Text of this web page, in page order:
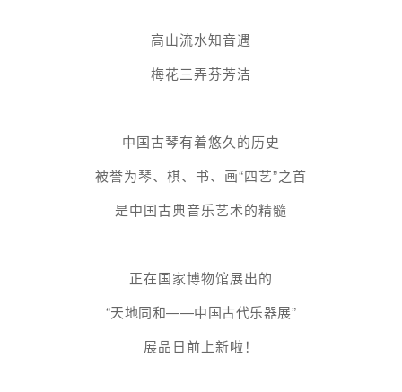
高山流水知音遇
梅花三弄芬芳洁
中国古琴有着悠久的历史
被誉为琴、棋、书、画“四艺”之首
是中国古典音乐艺术的精髓
正在国家博物馆展出的
“天地同和——中国古代乐器展”
展品日前上新啦！